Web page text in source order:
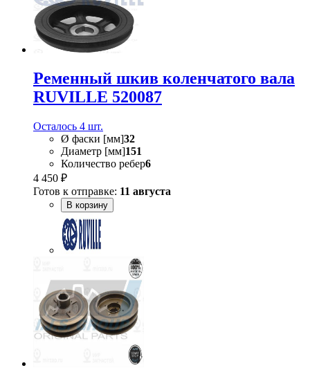
Ременный шкив коленчатого вала
RUVILLE 520087
Осталось 4 шт.
Ø фаски [мм]32
Диаметр [мм]151
Количество ребер6
4 450 ₽
Готов к отправке: 11 августа
В корзину